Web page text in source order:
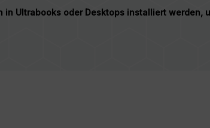
in Ultrabooks oder Desktops installiert